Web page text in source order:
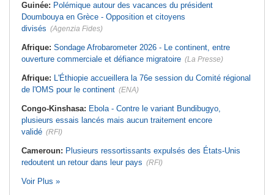
Guinée: Polémique autour des vacances du président
Doumbouya en Grèce - Opposition et citoyens
divisés (Agenzia Fides)
Afrique: Sondage Afrobarometer 2026 - Le continent, entre
ouverture commerciale et défiance migratoire (La Presse)
Afrique: L'Éthiopie accueillera la 76e session du Comité régional
de l'OMS pour le continent (ENA)
Congo-Kinshasa: Ebola - Contre le variant Bundibugyo,
plusieurs essais lancés mais aucun traitement encore
validé (RFI)
Cameroun: Plusieurs ressortissants expulsés des États-Unis
redoutent un retour dans leur pays (RFI)
Voir Plus »